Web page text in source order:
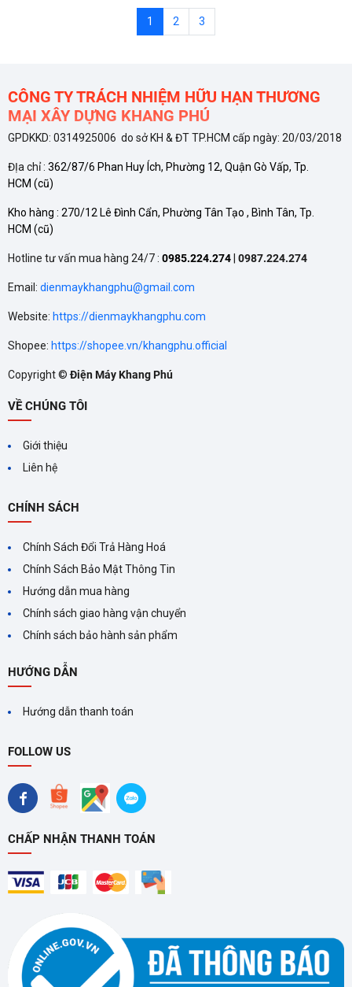
1 2 3
CÔNG TY TRÁCH NHIỆM HỮU HẠN THƯƠNG
MẠI XÂY DỰNG KHANG PHÚ
GPDKKD: 0314925006 do sở KH & ĐT TP.HCM cấp ngày: 20/03/2018
ĐỊa chỉ : 362/87/6 Phan Huy Ích, Phường 12, Quận Gò Vấp, Tp.
HCM (cũ)
Kho hàng : 270/12 Lê Đình Cẩn, Phường Tân Tạo , Bình Tân, Tp.
HCM (cũ)
Hotline tư vấn mua hàng 24/7 : 0985.224.274 0987.224.274
Email: dienmaykhangphu@gmail.com
Website: https://dienmaykhangphu.com
Shopee: https://shopee.vn/khangphu.official
Copyright ©Điện Máy Khang Phú
VỀ CHÚNG TÔI
Giới thiệu
Liên hệ
CHÍNH SÁCH
Chính Sách Đổi Trả Hàng Hoá
Chính Sách Bảo Mật Thông Tin
Hướng dẫn mua hàng
Chính sách giao hàng vận chuyển
Chính sách bảo hành sản phẩm
HƯỚNG DẪN
Hướng dẫn thanh toán
FOLLOW US
CHẤP NHẬN THANH TOÁN